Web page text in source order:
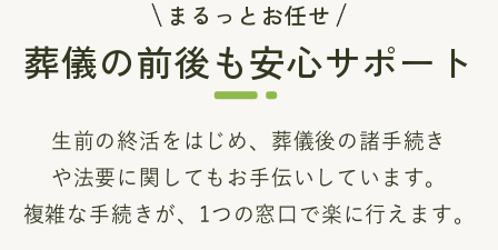
まるっとお任せ
葬儀の前後も安心サポート
生前の終活をはじめ、葬儀後の諸手続き
や法要に関してもお手伝いしています。
複雑な手続きが、1つの窓口で楽に行えます。